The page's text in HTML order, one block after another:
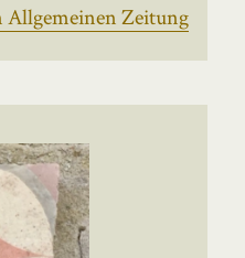
Allgemeinen Zeitung